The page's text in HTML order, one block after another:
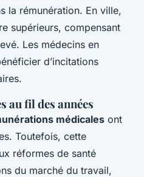
la rémunération. En ville,
supérieurs, compensant
Les médecins en
d’incitations
au fil des années
médicales ont
Toutefois, cette
réformes de santé
du marché du travail,